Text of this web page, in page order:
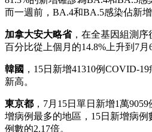
而一週前，BA.4和BA.5感染佔新增
加拿大安大略省，在全基因組測序
百分比從上個月的14.8%上升到7月
韓國 ，15日新增41310例COVID-
新高。
東京都 ，7月15日單日新增1萬
增病例最多的地區，15日新增病
例數的2.17倍。